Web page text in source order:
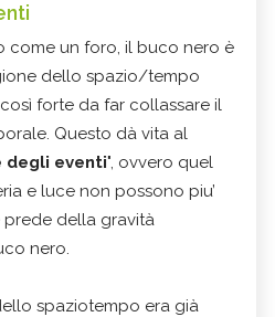
come un foro, il buco nero è
dello spazio/tempo
forte da far collassare il
Questo dà vita al
degli eventi", ovvero quel
e luce non possono piu’
della gravità
nero.
spaziotempo era già